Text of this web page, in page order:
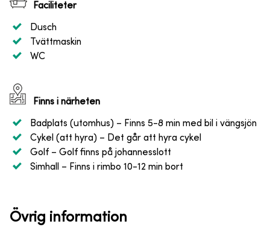
Faciliteter
Dusch
Tvättmaskin
WC
Finns i närheten
Badplats (utomhus) – Finns 5-8 min med bil i vängsjön
Cykel (att hyra) – Det går att hyra cykel
Golf – Golf finns på johannesslott
Simhall
– Finns i rimbo 10-12 min bort
Övrig information